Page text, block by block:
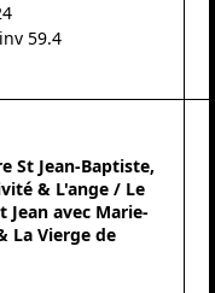
inv 59.4
St Jean-Baptiste,
& L'ange / Le
avec Marie-
La Vierge de